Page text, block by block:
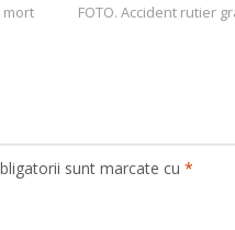
FOTO. Accident rutier
mort
sunt marcate cu *